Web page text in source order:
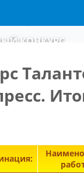
КОНКУРС
| |